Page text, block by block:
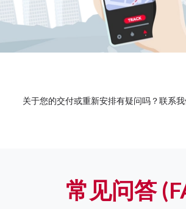
关于您的交付或重新安排有疑问吗？联系
常见问答